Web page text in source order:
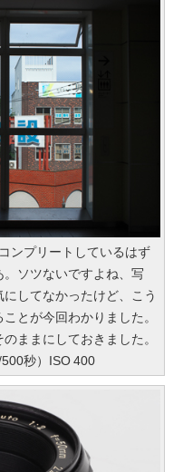
ンプリートしているはず
ソツないですよね、写
してなかったけど、こう
とが今回わかりました。
ままにしておきました。
秒）ISO 400